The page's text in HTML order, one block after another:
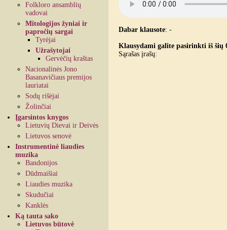
Folkloro ansamblių
vadovai
Mitologijos žyniai ir
papročių sargai
Tyrėjai
Užrašytojai
Gervėčių kraštas
Nacionalinės Jono
Basanavičiaus premijos
lauriatai
Sodų rišėjai
Žolinčiai
Įgarsintos knygos
Lietuvių Dievai ir Deivės
Lietuvos senovė
Instrumentinė liaudies
muzika
Bandonijos
Dūdmaišiai
Liaudies muzika
Skudučiai
Kanklės
Ką tauta sako
Lietuvos būtovė
Dabar klausote: -
Klausydami galite pasirinkti iš šių
Sąrašas įrašų: